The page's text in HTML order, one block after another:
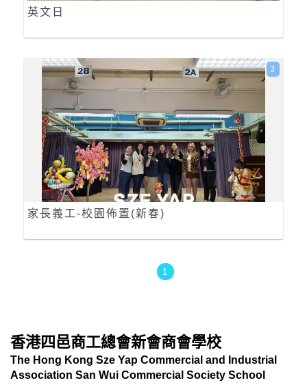
英文日
家長義工-校園佈置(新春)
3
1
香港四邑商工總會新會商會學校
The Hong Kong Sze Yap Commercial and Industrial
Association San Wui Commercial Society School